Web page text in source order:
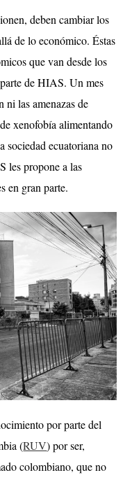
deben cambiar los
de lo económico. Éstas
que van desde los
de HIAS. Un mes
ni las amenazas de
xenofobía alimentando
sociedad ecuatoriana no
les propone a las
en gran parte.
por parte del
(RUV) por ser,
colombiano, que no